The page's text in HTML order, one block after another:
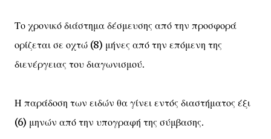
Το χρονικό διάστημα δέσμευσης από την προσφορά
ορίζεται σε οχτώ (8) μήνες από την επόμενη της
διενέργειας του διαγωνισμού.
Η παράδοση των ειδών θα γίνει εντός διαστήματος έξι
(6) μηνών από την υπογραφή της σύμβασης.